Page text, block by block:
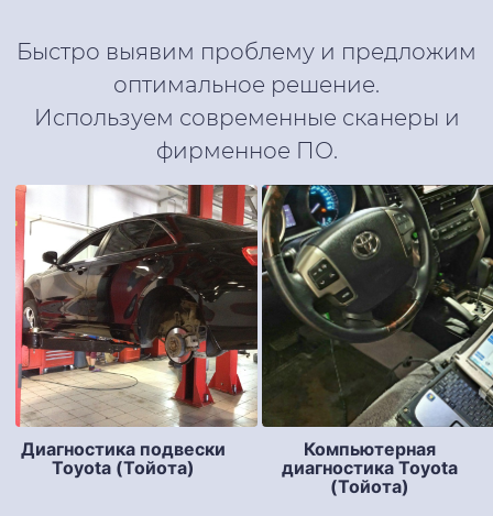
Быстро выявим проблему и предложим
оптимальное решение.
Используем современные сканеры и
фирменное ПО.
Диагностика подвески
Toyota (Тойота)
Компьютерная
диагностика Toyota
(Тойота)